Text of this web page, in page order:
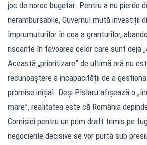
joc de noroc bugetar. Pentru a nu pierde
nerambursabile, Guvernul mută investiții
împrumuturilor în cea a granturilor,
riscante în favoarea celor care sunt deja
Această „prioritizare” de ultimă oră nu
recunoaștere a incapacității de a
promise inițial. Deși Pîslaru afișează o
mare”, realitatea este că România
Comisiei pentru un prim draft trimis pe
negocierile decisive se vor purta sub